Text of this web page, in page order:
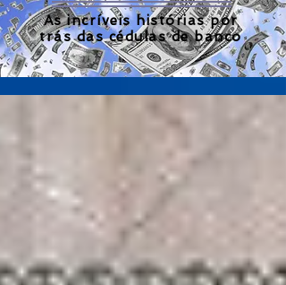
As incríveis histórias por
trás das cédulas de banco